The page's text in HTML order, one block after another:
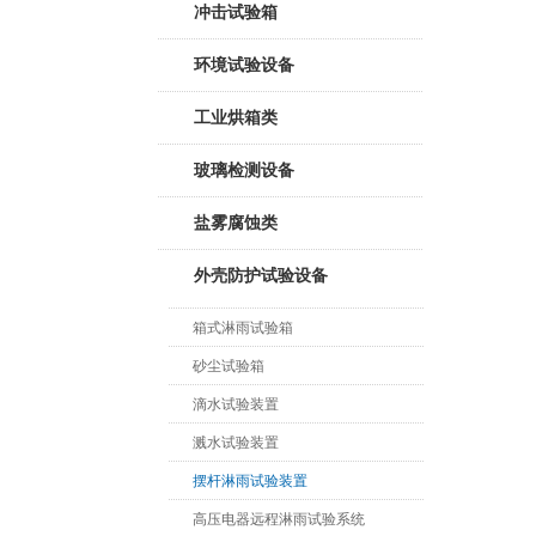
冲击试验箱
环境试验设备
工业烘箱类
玻璃检测设备
盐雾腐蚀类
外壳防护试验设备
箱式淋雨试验箱
砂尘试验箱
滴水试验装置
溅水试验装置
摆杆淋雨试验装置
高压电器远程淋雨试验系统